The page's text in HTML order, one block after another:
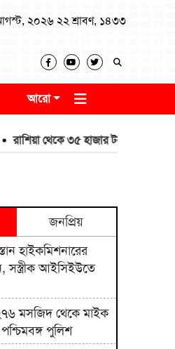
২০২৬ ২২ শ্রাবণ, ১৪৩৩
আরো
৩৫ হাজার টন এমওপি সার কিনবে
জনপ্রিয়
হাইকমিশনারের
সস্ত্রীক আইসিইউতে
মসজিদ থেকে মাইক
পুলিশ